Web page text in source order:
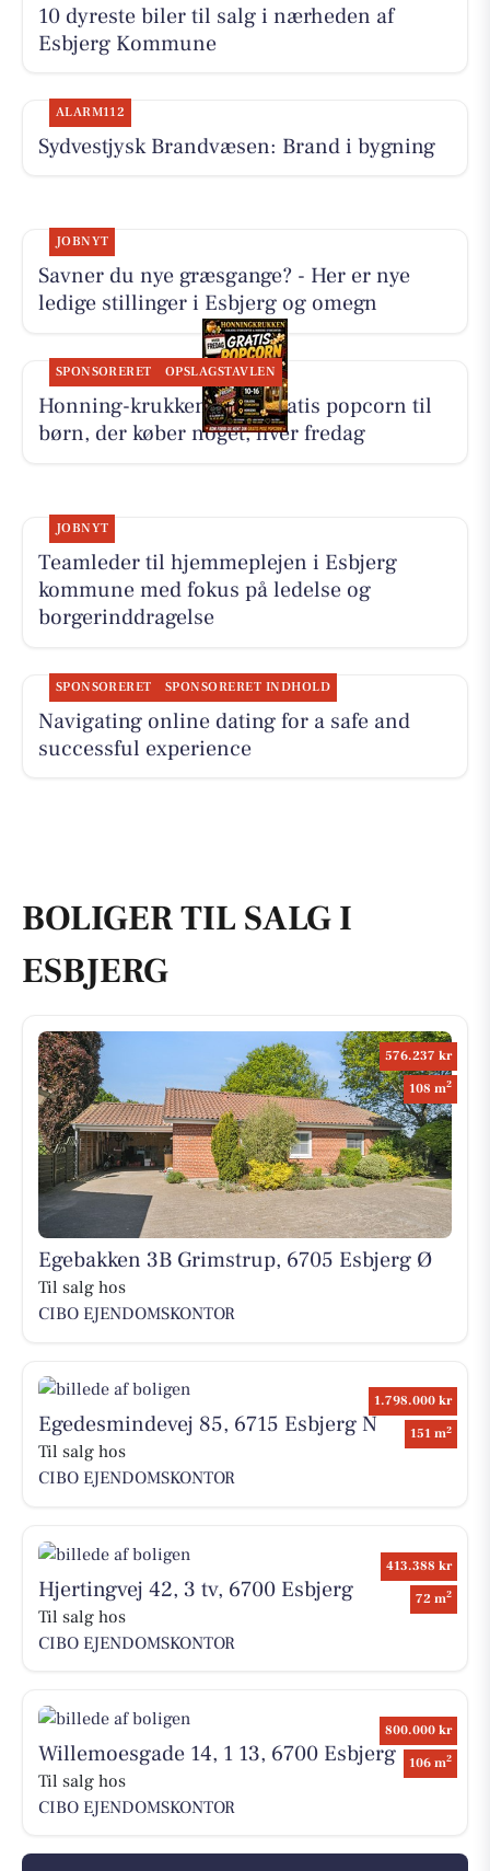
10 dyreste biler til salg i nærheden af
Esbjerg Kommune
ALARM112
Sydvestjysk Brandvæsen: Brand i bygning
JOBNYT
Savner du nye græsgange? - Her er nye
ledige stillinger i Esbjerg og omegn
SPONSORERET OPSLAGSTAVLEN
Honning-krukken giver gratis popcorn til
børn, der køber noget, hver fredag
JOBNYT
Teamleder til hjemmeplejen i Esbjerg
kommune med fokus på ledelse og
borgerinddragelse
SPONSORERET SPONSORERET INDHOLD
Navigating online dating for a safe and
successful experience
BOLIGER TIL SALG I
ESBJERG
576.237 kr
108 m2
Egebakken 3B Grimstrup, 6705 Esbjerg Ø
Til salg hos
CIBO EJENDOMSKONTOR
1.798.000 kr
151 m2
Egedesmindevej 85, 6715 Esbjerg N
Til salg hos
CIBO EJENDOMSKONTOR
413.388 kr
72 m2
Hjertingvej 42, 3 tv, 6700 Esbjerg
Til salg hos
CIBO EJENDOMSKONTOR
800.000 kr
106 m2
Willemoesgade 14, 1 13, 6700 Esbjerg
Til salg hos
CIBO EJENDOMSKONTOR